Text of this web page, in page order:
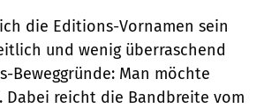
die Editions-Vornamen sein
und wenig überraschend
Beweggründe: Man möchte
Dabei reicht die Bandbreite vom